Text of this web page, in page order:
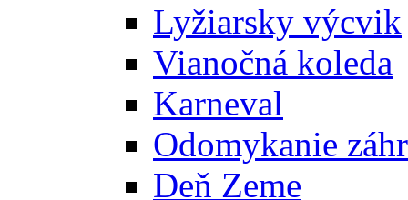
Lyžiarsky výcvik
Vianočná koleda
Karneval
Odomykanie
Deň Zeme